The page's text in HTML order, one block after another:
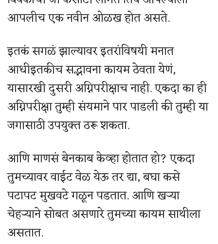
आपलीच एक नवीन ओळख होत असते.
इतकं सगळं झाल्यावर इतरांविषयी मनात
आधीइतकीच सद्भावना कायम ठेवता येणं,
यासारखी दुसरी अग्निपरीक्षाच नाही. एकदा का ही
अग्निपरीक्षा तुम्ही संयमाने पार पाडली की तुम्ही या
जगासाठी उपयुक्त ठरू शकता.
आणि माणसं बेनकाब केव्हा होतात हो? एकदा
तुमच्यावर वाईट वेळ येऊ तर द्या, बघा कसे
पटापट मुखवटे गळून पडतात. आणि खऱ्या
चेहऱ्याने सोबत असणारे तुमच्या कायम साथीला
असतात.